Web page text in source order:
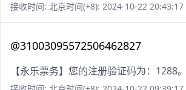
接收时间: 北京时间(+8): 2024-10-22 20:43:17
@31003095572506462827
【永乐票务】您的注册验证码为：1288。